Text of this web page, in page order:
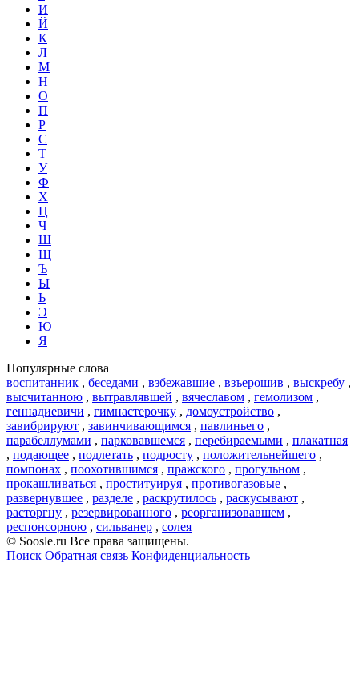
И
Й
К
Л
М
Н
О
П
Р
С
Т
У
Ф
Х
Ц
Ч
Ш
Щ
Ъ
Ы
Ь
Э
Ю
Я
Популярные слова
воспитанник , беседами , взбежавшие , взъерошив , выскребу ,
высчитанною , вытравлявшей , вячеславом , гемолизом ,
геннадиевичи , гимнастерочку , домоустройство ,
завибрируют , завинчивающимся , павлиньего ,
парабеллумами , парковавшемся , перебираемыми , плакатная
, подающее , подлетать , подросту , положительнейшего ,
помпонах , поохотившимся , пражского , прогульном ,
прокашливаться , проституируя , противогазовые ,
развернувшее , разделе , раскрутилось , раскусывают ,
расторгну , резервированного , реорганизовавшем ,
респонсорною , сильванер , солея
© Soosle.ru Все права защищены.
Поиск Обратная связь Конфиденциальность